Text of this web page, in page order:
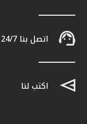
اتصل بنا 24/7 "الخدمة الهاتفية" 1803333
اكتب لنا